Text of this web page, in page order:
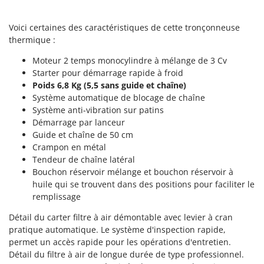
Pétrins à Spirale
Piscines
Planteuses de pommes de terre pour tracteur
Plateaux de coupe pour tracteur
Plumeuses
Pompes d'irrigation à tracteur
Pompes de transfert
Pompes immergées électriques
Postes à souder
Poussoirs à saucisse
Presses à pellets
Pressoirs à fruits
Pressoirs à Raisin
G
G3 Ferrari
Gardena
Garofalo
GeoTech
GeoTech Pro
Gierre
Ginko - MGM
Gipeco
Girmi
GRAEF
Gre
GreenBay
Greenworks
Voici certaines des caractéristiques de cette tronçonneuse
thermique :
Moteur 2 temps monocylindre à mélange de 3 Cv
Starter pour démarrage rapide à froid
Poids 6,8 Kg (5,5 sans guide et chaîne)
Système automatique de blocage de chaîne
Système anti-vibration sur patins
Démarrage par lanceur
Guide et chaîne de 50 cm
Crampon en métal
Tendeur de chaîne latéral
Bouchon réservoir mélange et bouchon réservoir à
huile qui se trouvent dans des positions pour faciliter le
remplissage
Détail du carter filtre à air démontable avec levier à cran
pratique automatique. Le système d'inspection rapide,
permet un accès rapide pour les opérations d'entretien.
Détail du filtre à air de longue durée de type professionnel.